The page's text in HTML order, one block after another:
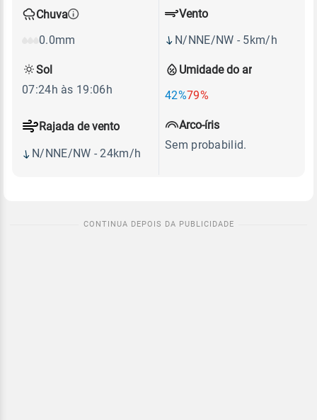
Chuva
0.0mm
Umidade do ar
42%79%
Vento
N/NNE/NW - 5km/h
Rajada de vento
N/NNE/NW - 24km/h
Sol
07:24h às 19:06h
Arco-íris
Sem probabilid.